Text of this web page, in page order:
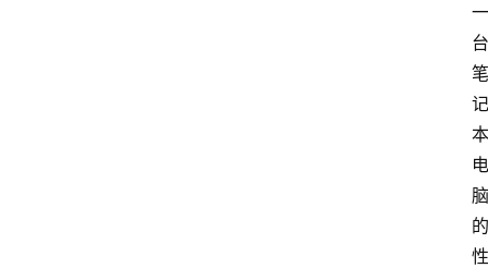
一
台
笔
记
本
电
脑
的
性